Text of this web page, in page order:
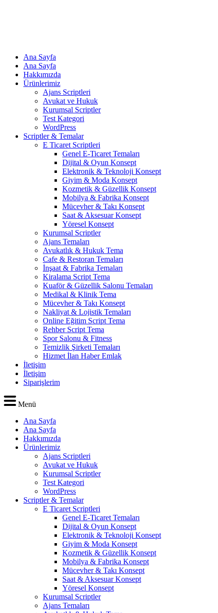
Ana Sayfa
Ana Sayfa
Hakkımızda
Ürünlerimiz
Ajans Scriptleri
Avukat ve Hukuk
Kurumsal Scriptler
Test Kategori
WordPress
Scriptler & Temalar
E Ticaret Scriptleri
Genel E-Ticaret Temaları
Dijital & Oyun Konsept
Elektronik & Teknoloji Konsept
Giyim & Moda Konsept
Kozmetik & Güzellik Konsept
Mobilya & Fabrika Konsept
Mücevher & Takı Konsept
Saat & Aksesuar Konsept
Yöresel Konsept
Kurumsal Scriptler
Ajans Temaları
Avukatlık & Hukuk Tema
Cafe & Restoran Temaları
İnşaat & Fabrika Temaları
Kiralama Script Tema
Kuaför & Güzellik Salonu Temaları
Medikal & Klinik Tema
Mücevher & Takı Konsept
Nakliyat & Lojistik Temaları
Online Eğitim Script Tema
Rehber Script Tema
Spor Salonu & Fitness
Temizlik Şirketi Temaları
Hizmet İlan Haber Emlak
İletişim
İletişim
Siparişlerim
Menü
Ana Sayfa
Ana Sayfa
Hakkımızda
Ürünlerimiz
Ajans Scriptleri
Avukat ve Hukuk
Kurumsal Scriptler
Test Kategori
WordPress
Scriptler & Temalar
E Ticaret Scriptleri
Genel E-Ticaret Temaları
Dijital & Oyun Konsept
Elektronik & Teknoloji Konsept
Giyim & Moda Konsept
Kozmetik & Güzellik Konsept
Mobilya & Fabrika Konsept
Mücevher & Takı Konsept
Saat & Aksesuar Konsept
Yöresel Konsept
Kurumsal Scriptler
Ajans Temaları